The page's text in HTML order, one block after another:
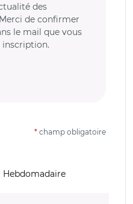
des
de confirmer
le mail que vous
inscription.
* champ obligatoire
Hebdomadaire